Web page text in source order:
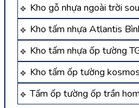
Kho gỗ nhựa ngoài trời
Kho tấm nhựa Atlantis
Kho tấm nhựa ốp tường
Kho tấm ốp tường
Tấm ốp tường ốp trần